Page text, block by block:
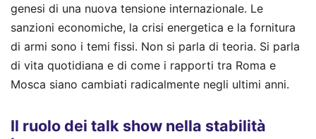
genesi di una nuova tensione internazionale. Le
sanzioni economiche, la crisi energetica e la fornitura
di armi sono i temi fissi. Non si parla di teoria. Si parla
di vita quotidiana e di come i rapporti tra Roma e
Mosca siano cambiati radicalmente negli ultimi anni.
Il ruolo dei talk show nella stabilità